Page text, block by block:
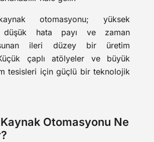
otomasyonu; yüksek
düşük hata payı ve zaman
ileri düzey bir üretim
çaplı atölyeler ve büyük
tesisleri için güçlü bir teknolojik
Otomasyonu Ne